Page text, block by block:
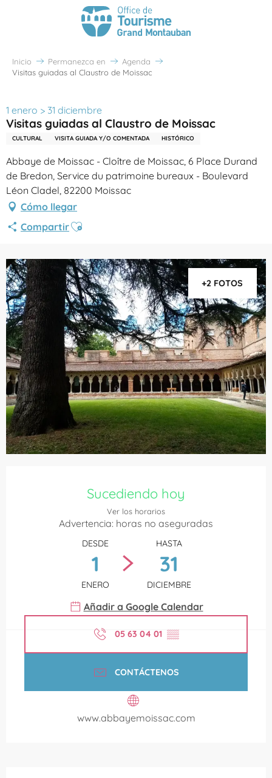
Inicio Permanezca en
Agenda
Visitas guiadas al Claustro de Moissac
1 enero > 31 diciembre
Visitas guiadas al Claustro de Moissac
CULTURAL VISITA GUIADA Y/O COMENTADA HISTÓRICO
Abbaye de Moissac - Cloître de Moissac, 6 Place Durand
de Bredon, Service du patrimoine bureaux - Boulevard
Léon Cladel, 82200 Moissac
Cómo llegar
CompartirAjouter aux favoris
+2 FOTOS
Sucediendo hoy
Ver los horarios
Advertencia: horas no aseguradas
DESDE
1
ENERO
HASTA
31
DICIEMBRE
Añadir a Google Calendar
05 63 04 01 ▒▒
CONTÁCTENOS
www.abbayemoissac.com